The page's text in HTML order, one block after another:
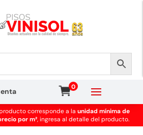
0
corresponde a launidad mínima de
por m², ingresa al detalle del producto.